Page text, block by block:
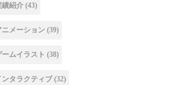
績紹介 (43)
ニメーション (39)
ームイラスト (38)
ンタラクティブ (32)